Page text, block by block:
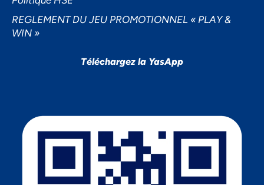
REGLEMENT DU JEU PROMOTIONNEL « PLAY &
WIN »
Téléchargez la YasApp